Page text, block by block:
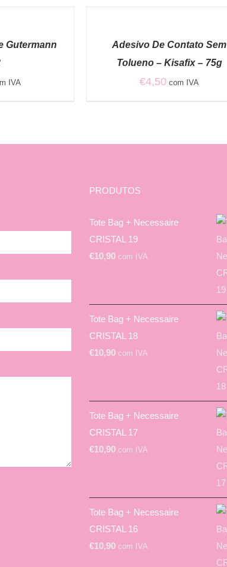
Gutermann
IVA
Adesivo De Contato Sem
Tolueno – Kisafix – 75g
€4,50 com IVA
PRODUTOS
Tote Bag + Necessaire
CRISTAL 19
€10,90 com IVA
Tote Bag + Necessaire
CRISTAL 18
€10,90 com IVA
Tote Bag + Necessaire
CRISTAL 17
€10,90 com IVA
Tote Bag + Necessaire
CRISTAL 16
€10,90 com IVA